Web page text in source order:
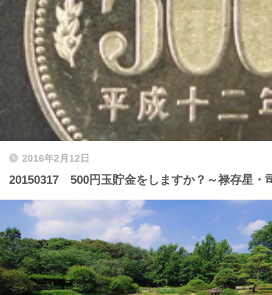
2016年2月12日
20150317 500円玉貯金をしますか？～禄存星・